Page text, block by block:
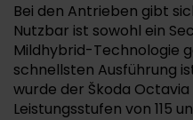
Bei den Antrieben gibt
Nutzbar ist sowohl ein
Mildhybrid-Technologie
schnellsten Ausführung
wurde der Škoda
Leistungsstufen von 115